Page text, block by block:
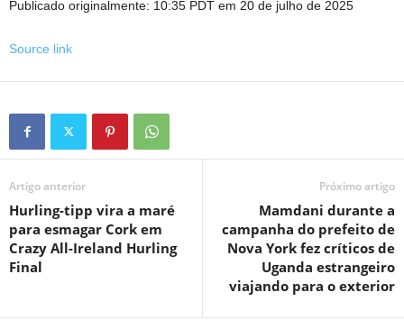
Publicado originalmente: 10:35 PDT em 20 de julho de 2025
Source link
Artigo anterior
Hurling-tipp vira a maré
para esmagar Cork em
Crazy All-Ireland Hurling
Final
Próximo artigo
Mamdani durante a
campanha do prefeito de
Nova York fez críticos de
Uganda estrangeiro
viajando para o exterior